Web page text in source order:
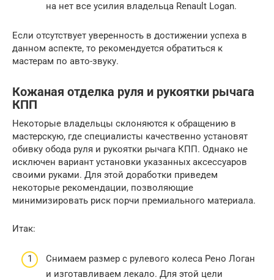
на нет все усилия владельца Renault Logan.
Если отсутствует уверенность в достижении успеха в
данном аспекте, то рекомендуется обратиться к
мастерам по авто-звуку.
Кожаная отделка руля и рукоятки рычага
КПП
Некоторые владельцы склоняются к обращению в
мастерскую, где специалисты качественно установят
обивку обода руля и рукоятки рычага КПП. Однако не
исключен вариант установки указанных аксессуаров
своими руками. Для этой доработки приведем
некоторые рекомендации, позволяющие
минимизировать риск порчи премиального материала.
Итак:
Снимаем размер с рулевого колеса Рено Логан
и изготавливаем лекало. Для этой цели